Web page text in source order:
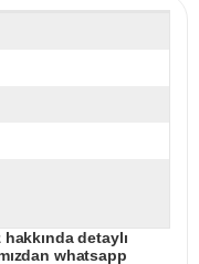
detaylı
whatsapp